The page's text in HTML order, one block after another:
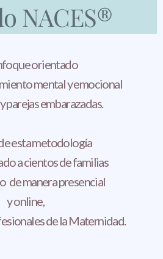
NACES®
orientado
mental y emocional
parejas embarazadas.
esta metodología
a cientos de familias
de manera presencial
y online,
de la Maternidad.